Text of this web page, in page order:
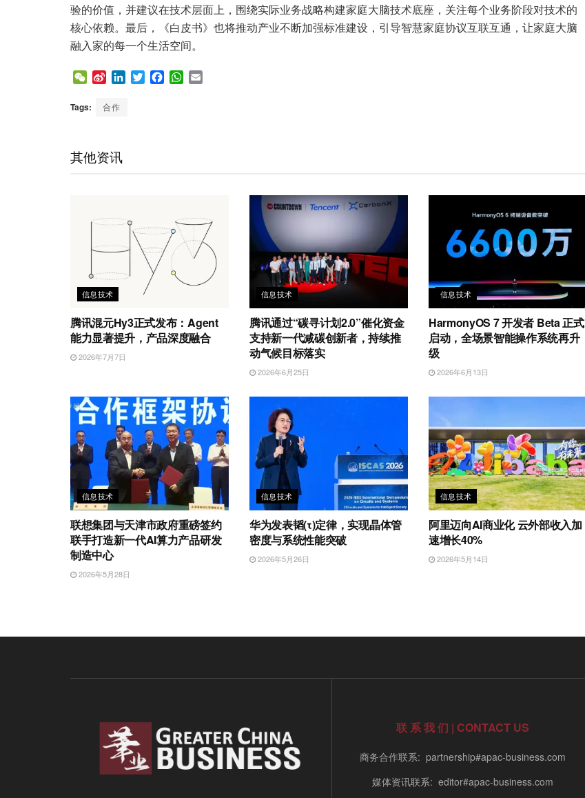
验的价值，并建议在技术层面上，围绕实际业务战略构建家庭大脑技术底座，关注每个业务阶段对技术的
核心依赖。最后，《白皮书》也将推动产业不断加强标准建设，引导智慧家庭协议互联互通，让家庭大脑
融入家的每一个生活空间。
W
C
S
n
i
L
T
F
W
Tags: 合作
其他资讯
信息技术
腾讯混元Hy3正式发布：Agent
能力显著提升，产品深度融合
2026年7月7日
信息技术
腾讯通过“碳寻计划2.0”催化资金
支持新一代减碳创新者，持续推
动气候目标落实
2026年6月25日
信息技术
HarmonyOS 7 开发者 Beta 正式
启动，全场景智能操作系统再升
级
2026年6月13日
信息技术
联想集团与天津市政府重磅签约
联手打造新一代AI算力产品研发
制造中心
2026年5月28日
信息技术
华为发表韬(τ)定律，实现晶体管
密度与系统性能突破
2026年5月26日
信息技术
阿里迈向AI商业化 云外部收入加
速增长40%
2026年5月14日
联 系 我 们 | CONTACT US
商务合作联系: partnership#apac-business.com
媒体资讯联系: editor#apac-business.com